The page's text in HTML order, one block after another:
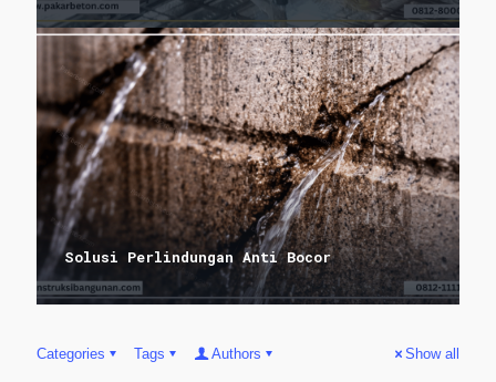
Solusi Perlindungan Anti Bocor
Categories Tags Authors Show all